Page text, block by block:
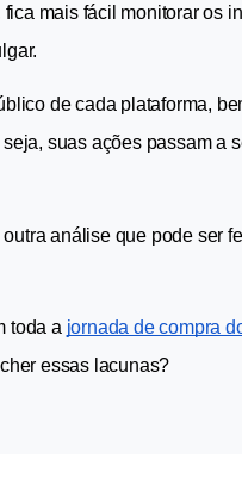
mais fácil monitorar os
de cada plataforma,
suas ações passam a
análise que pode ser
toda a jornada de compra
essas lacunas?